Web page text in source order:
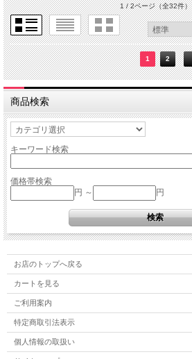
1 / 2ページ（全32件）
1 2
商品検索
キーワード検索
価格帯検索
円 ～
円
お店のトップへ戻る
カートを見る
ご利用案内
特定商取引法表示
個人情報の取扱い